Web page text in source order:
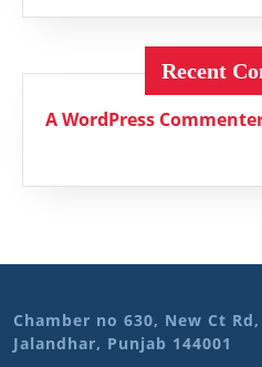
Recent
A WordPress
Chamber no 630, New Ct
Jalandhar, Punjab 144001